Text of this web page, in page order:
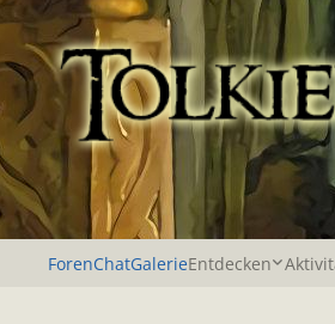
Zu Inhalt springen
ForenChatGalerieEntdecken